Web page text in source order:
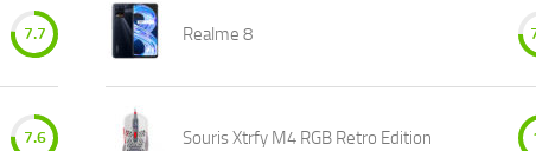
7.7
7.6
Realme 8
Souris Xtrfy M4 RGB Retro Edition